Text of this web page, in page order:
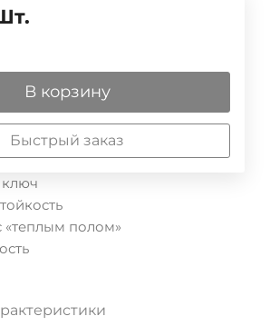
В корзину
Быстрый заказ
«теплым полом»